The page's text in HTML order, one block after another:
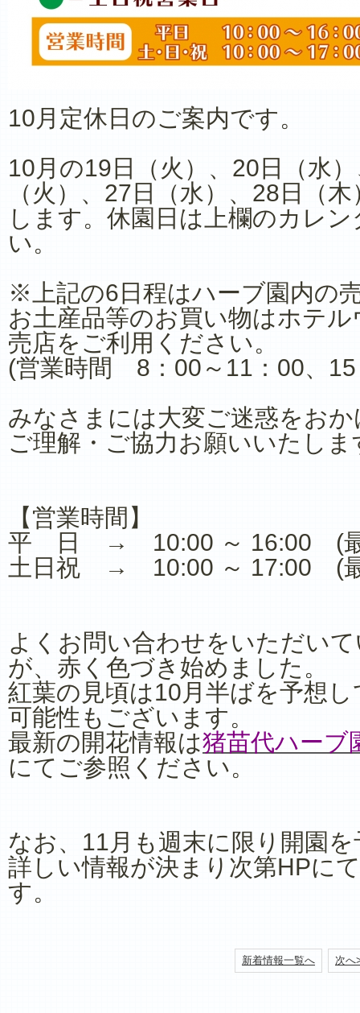
10月定休日のご案内です。
10月の19日（火）、20日（水
（火）、27日（水）、28日（木
します。休園日は上欄のカレ
い。
※上記の6日程はハーブ園内の
お土産品等のお買い物はホテ
売店をご利用ください。
(営業時間 8：00～11：00、15
みなさまには大変ご迷惑をお
ご理解・ご協力お願いいたしま
【営業時間】
平 日 → 10:00 ～ 16:00 (最
土日祝 → 10:00 ～ 17:00 (最
よくお問い合わせをいただい
が、赤く色づき始めました。
紅葉の見頃は10月半ばを予想
可能性もございます。
最新の開花情報は猪苗代ハーブ
にてご参照ください。
なお、11月も週末に限り開園
詳しい情報が決まり次第HPに
す。
新着情報一覧へ 次へ